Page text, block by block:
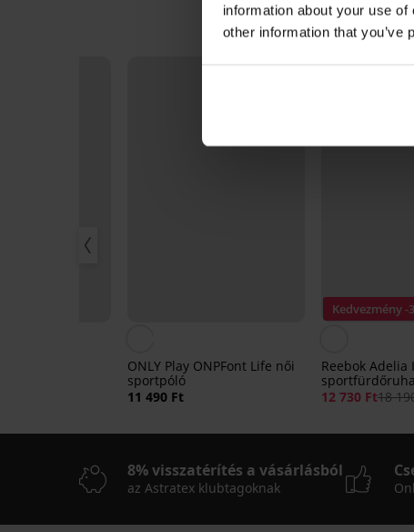
information about your use
other information that you’ve
LIMITED
ONLY Play ONPFont Life női
sportpóló
11 490 Ft
Kedvezmény -
Reebok Adelia
sportfürdőruha
12 730 Ft18
8% visszatérítés a vásárlásból
az Astratex klubtagoknak